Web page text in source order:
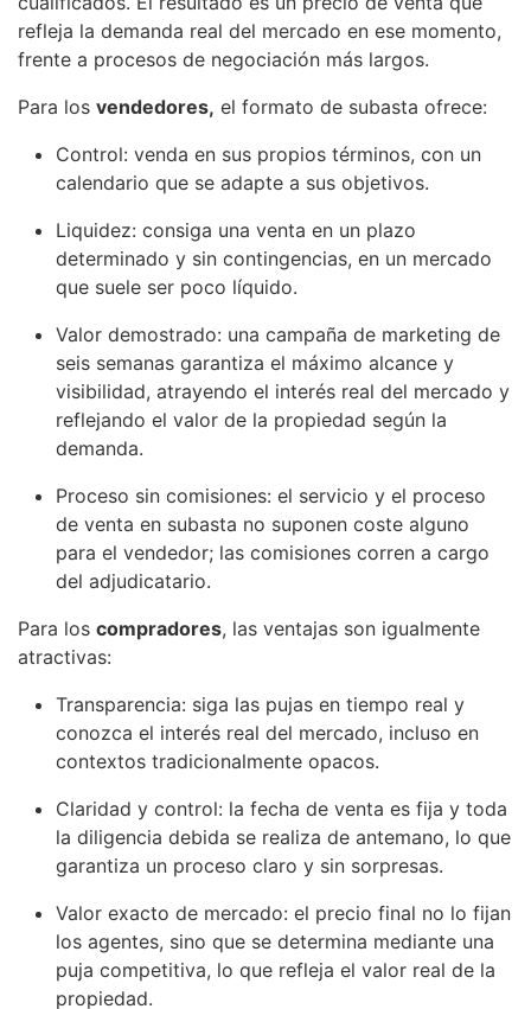
refleja la demanda real del mercado en ese momento,
frente a procesos de negociación más largos.
Para los vendedores, el formato de subasta ofrece:
Control: venda en sus propios términos, con un
calendario que se adapte a sus objetivos.
Liquidez: consiga una venta en un plazo
determinado y sin contingencias, en un mercado
que suele ser poco líquido.
Valor demostrado: una campaña de marketing de
seis semanas garantiza el máximo alcance y
visibilidad, atrayendo el interés real del mercado y
reflejando el valor de la propiedad según la
demanda.
Proceso sin comisiones: el servicio y el proceso
de venta en subasta no suponen coste alguno
para el vendedor; las comisiones corren a cargo
del adjudicatario.
Para los compradores, las ventajas son igualmente
atractivas:
Transparencia: siga las pujas en tiempo real y
conozca el interés real del mercado, incluso en
contextos tradicionalmente opacos.
Claridad y control: la fecha de venta es fija y toda
la diligencia debida se realiza de antemano, lo que
garantiza un proceso claro y sin sorpresas.
Valor exacto de mercado: el precio final no lo fijan
los agentes, sino que se determina mediante una
puja competitiva, lo que refleja el valor real de la
propiedad.